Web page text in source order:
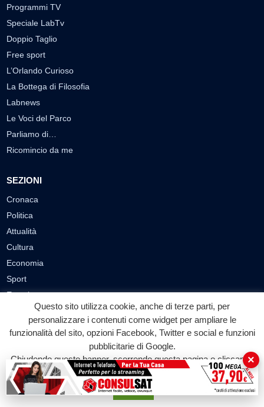
Programmi TV
Speciale LabTv
Doppio Taglio
Free sport
L’Orlando Curioso
La Bottega di Filosofia
Labnews
Le Voci del Parco
Parliamo di…
Ricomincio da me
SEZIONI
Cronaca
Politica
Attualità
Cultura
Economia
Sport
Eventi
VIDEO
Video Politica
Video Attualità
Video Economia
Questo sito utilizza cookie, anche di terze parti, per
personalizzare i contenuti come widget per ampliare le
funzionalità del sito, opzioni Facebook, Twitter e social e funzioni
pubblicitarie di Google.
Chiudendo questo banner, scorrendo questa pagina o cliccando
su qualunque suo elemento acconsenti all'uso dei cookie.
Accetta
×